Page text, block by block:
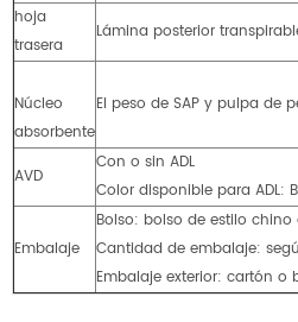
hoja
trasera
Lámina posterior
Núcleo
absorbente
El peso de SAP y pulpa de
AVD
Con o sin ADL
Color disponible para ADL:
Embalaje
Bolso: bolso de estilo
Cantidad de embalaje:
Embalaje exterior: cartón o